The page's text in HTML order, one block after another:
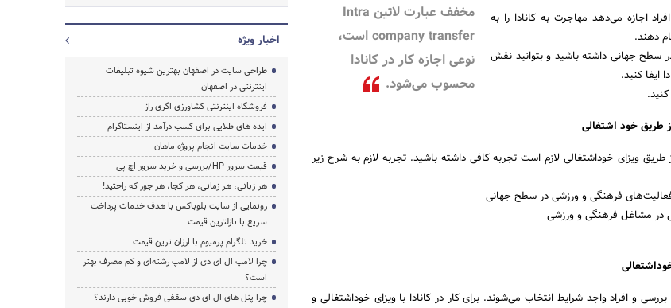
مخفف عبارت لاتین Intra
company transfer است،
نوعی اجازه کار در کانادا
محسوب می‌شود.
اجازه می‌دهد مهاجرت به کانادا را به
دهند.
سطح جهانی داشته باشید و بتوانید نقش
ایفا کنید.
طریق خود اشتغالی
طریق ویزای خوداشتغالی لازم است تجربه کافی داشته باشید. تجربه لازم به شرح زیر
فرهنگی و ورزشی در سطح جهانی
در مشاغل فرهنگی و ورزشی
و افراد واجد شرایط انتخاب می‌شوند. برای کار در کانادا با ویزای خوداشتغالی و
اخبار ویژه
طراحی سایت در اصفهان بهترین شیوه تبلیغات
اینترنتی در اصفهان
فروشگاه اینترنتی کشاورزی اگری راز
ایده های طلایی برای کسب درآمد از اینستاگرام
خدمات سایت انجام پروژه ماهان
قیمت سرور HP/بررسی و خرید سرور اچ پی
هر زبانی، هر زمانی، هر کجا، هر جور که راحتید!
رونمایی از سایت بلوباکس با هدف خدمات پرداخت
سریع با نازلترین قیمت
خرید تلگرام پرمیوم با ارزان ترین قیمت
چرا لامپ ال ای دی از لامپ رشته‌ای و کم مصرف بهتر
است؟
چرا پنل های ال ای دی سقفی فروش خوبی دارند؟